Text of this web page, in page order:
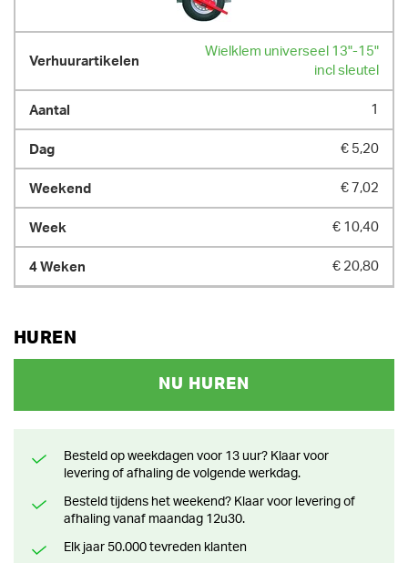
Wielklem universeel 13"-15"
incl sleutel
1
€ 5,20
€ 7,02
€ 10,40
€ 20,80
HUREN
NU HUREN
Besteld op weekdagen voor 13 uur? Klaar voor
levering of afhaling de volgende werkdag.
Besteld tijdens het weekend? Klaar voor levering of
afhaling vanaf maandag 12u30.
Elk jaar 50.000 tevreden klanten